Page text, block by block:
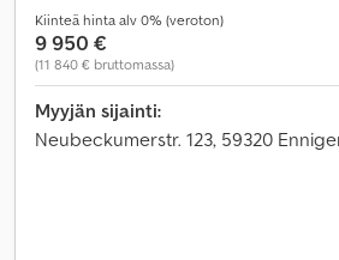
Kiinteä hinta alv 0% (veroton)
9 950 €
(11 840 € bruttomassa)
Myyjän sijainti:
Neubeckumerstr. 123, 59320